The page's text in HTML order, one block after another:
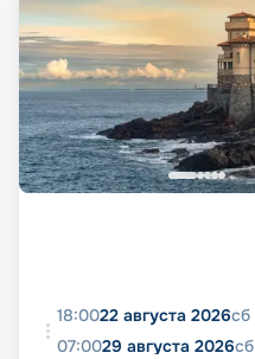
18:0022 августа 2026сб
07:0029 августа 2026сб